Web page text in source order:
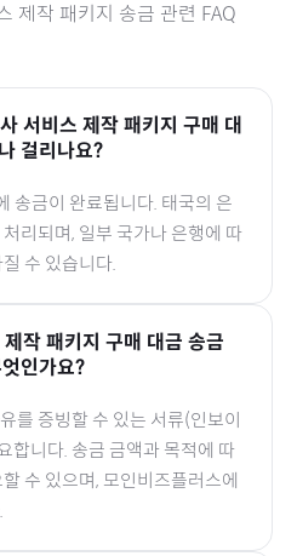
제작 패키지 송금 관련 FAQ
서비스 제작 패키지 구매 대
걸리나요?
송금이 완료됩니다. 태국의 은
리되며, 일부 국가나 은행에 따
수 있습니다.
작 패키지 구매 대금 송금
인가요?
를 증빙할 수 있는 서류(인보이
합니다. 송금 금액과 목적에 따
수 있으며, 모인비즈플러스에